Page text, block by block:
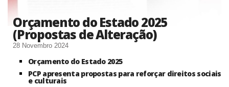
Orçamento do Estado 2025
(Propostas de Alteração)
28 Novembro 2024
Orçamento do Estado 2025
PCP apresenta propostas para reforçar direitos sociais
e culturais